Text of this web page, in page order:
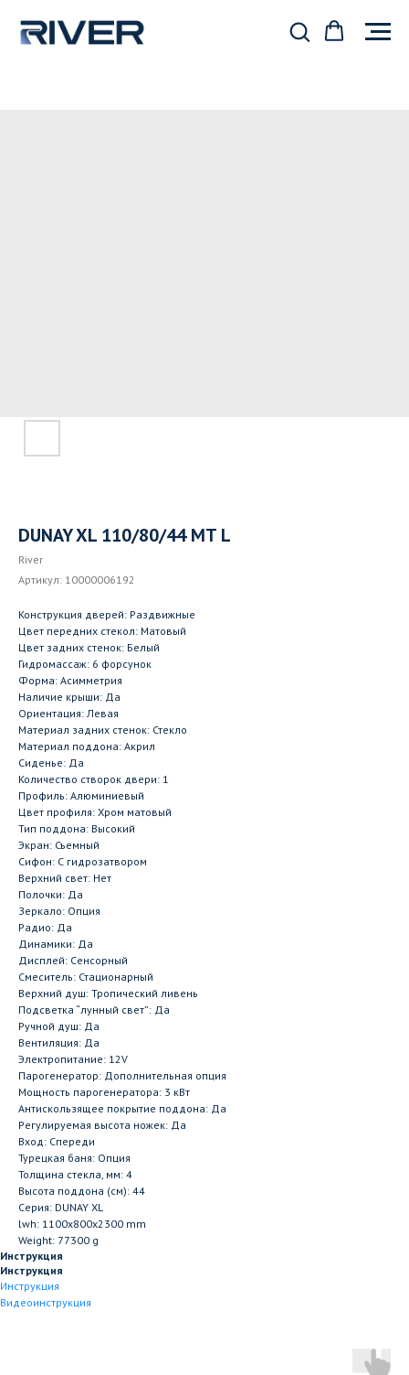
DUNAY XL 110/80/44 MT L
River
Артикул: 10000006192
Конструкция дверей: Раздвижные
Цвет передних стекол: Матовый
Цвет задних стенок: Белый
Гидромассаж: 6 форсунок
Форма: Асимметрия
Наличие крыши: Да
Ориентация: Левая
Материал задних стенок: Стекло
Материал поддона: Акрил
Сиденье: Да
Количество створок двери: 1
Профиль: Алюминиевый
Цвет профиля: Хром матовый
Тип поддона: Высокий
Экран: Съемный
Сифон: С гидрозатвором
Верхний свет: Нет
Полочки: Да
Зеркало: Опция
Радио: Да
Динамики: Да
Дисплей: Сенсорный
Смеситель: Стационарный
Верхний душ: Тропический ливень
Подсветка “лунный свет”: Да
Ручной душ: Да
Вентиляция: Да
Электропитание: 12V
Парогенератор: Дополнительная опция
Мощность парогенератора: 3 кВт
Антискользящее покрытие поддона: Да
Регулируемая высота ножек: Да
Вход: Спереди
Турецкая баня: Опция
Толщина стекла, мм: 4
Высота поддона (см): 44
Серия: DUNAY XL
lwh: 1100x800x2300 mm
Weight: 77300 g
Инструкция
Инструкция
Инструкция
Видеоинструкция